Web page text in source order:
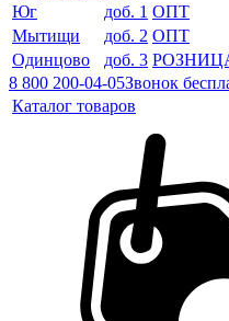
Юг
доб. 1 ОПТ
Мытищи
доб. 2 ОПТ
Одинцово
доб. 3
8 800 200-04-05Звонок
Каталог товаров